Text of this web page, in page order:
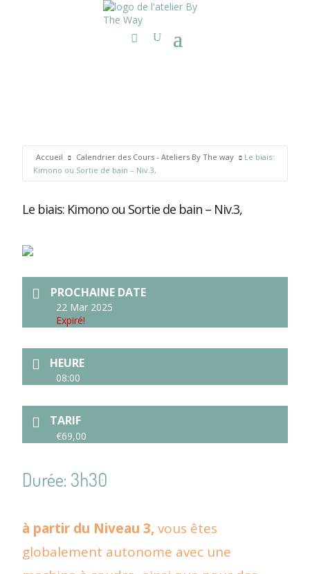
Accueil Calendrier des Cours - Ateliers By The way
Le biais:
Kimono ou Sortie de bain – Niv.3,
Le biais: Kimono ou Sortie de bain – Niv.3,
PROCHAINE DATE
22 Mar 2025
Expiré!
HEURE
08:00
TARIF
€69,00
Durée: 3h30
à partir du Niveau 3,vous êtes
globalement autonome avec une